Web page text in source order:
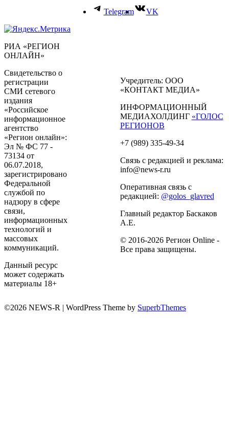
Telegram VK
РИА «РЕГИОН
ОНЛАЙН»
Свидетельство о
регистрации
СМИ сетевого
издания
«Российское
информационное
агентство
«Регион онлайн»:
Эл № ФС 77 -
73134 от
06.07.2018,
зарегистрировано
Федеральной
службой по
надзору в сфере
связи,
информационных
технологий и
массовых
коммуникаций.
Данный ресурс
может содержать
материалы 18+
Учредитель: ООО
«КОНТАКТ МЕДИА»
ИНФОРМАЦИОННЫЙ
МЕДИАХОЛДИНГ «ГОЛОС
РЕГИОНОВ
+7 (989) 335-49-34
Связь с редакцией и реклама:
info@news-r.ru
Оперативная связь с
редакцией: @golos_glavred
Главный редактор Баскаков
А.Е.
© 2016-2026 Регион Online -
Все права защищены.
©2026 NEWS-R | WordPress Theme by SuperbThemes